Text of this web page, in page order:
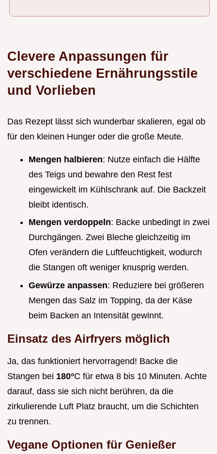
Clevere Anpassungen für
verschiedene Ernährungsstile
und Vorlieben
Das Rezept lässt sich wunderbar skalieren, egal ob
für den kleinen Hunger oder die große Meute.
Mengen halbieren: Nutze einfach die Hälfte
des Teigs und bewahre den Rest fest
eingewickelt im Kühlschrank auf. Die Backzeit
bleibt identisch.
Mengen verdoppeln: Backe unbedingt in zwei
Durchgängen. Zwei Bleche gleichzeitig im
Ofen verändern die Luftfeuchtigkeit, wodurch
die Stangen oft weniger knusprig werden.
Gewürze anpassen: Reduziere bei größeren
Mengen das Salz im Topping, da der Käse
beim Backen an Intensität gewinnt.
Einsatz des Airfryers möglich
Ja, das funktioniert hervorragend! Backe die
Stangen bei 180°C für etwa 8 bis 10 Minuten. Achte
darauf, dass sie sich nicht berühren, da die
zirkulierende Luft Platz braucht, um die Schichten
zu trennen.
Vegane Optionen für Genießer